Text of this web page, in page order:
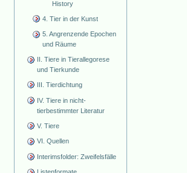
History
4. Tier in der Kunst
5. Angrenzende Epochen
und Räume
II. Tiere in Tierallegorese
und Tierkunde
III. Tierdichtung
IV. Tiere in nicht-
tierbestimmter Literatur
V. Tiere
VI. Quellen
Interimsfolder: Zweifelsfälle